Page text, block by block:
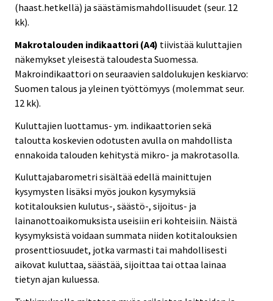
(haast.hetkellä) ja säästämismahdollisuudet (seur. 12
kk).
Makrotalouden indikaattori (A4) tiivistää kuluttajien
näkemykset yleisestä taloudesta Suomessa.
Makroindikaattori on seuraavien saldolukujen keskiarvo:
Suomen talous ja yleinen työttömyys (molemmat seur.
12 kk).
Kuluttajien luottamus- ym. indikaattorien sekä
taloutta koskevien odotusten avulla on mahdollista
ennakoida talouden kehitystä mikro- ja makrotasolla.
Kuluttajabarometri sisältää edellä mainittujen
kysymysten lisäksi myös joukon kysymyksiä
kotitalouksien kulutus-, säästö-, sijoitus- ja
lainanottoaikomuksista useisiin eri kohteisiin. Näistä
kysymyksistä voidaan summata niiden kotitalouksien
prosenttiosuudet, jotka varmasti tai mahdollisesti
aikovat kuluttaa, säästää, sijoittaa tai ottaa lainaa
tietyn ajan kuluessa.